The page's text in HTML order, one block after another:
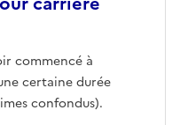
commencé à
certaine durée
confondus).